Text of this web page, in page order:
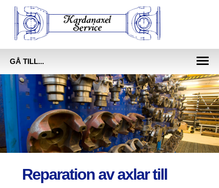
GÅ TILL...
Reparation av axlar till